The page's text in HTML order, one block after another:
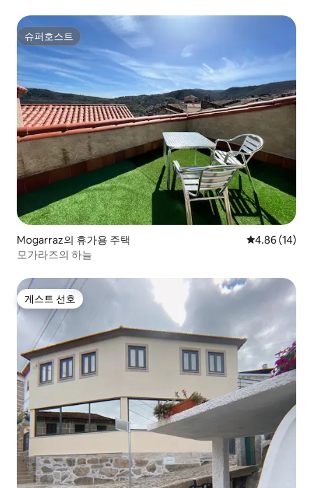
슈퍼호스트
슈퍼호스트
Mogarraz의 휴가용 주택 평점 4.86점(5
4.86 (14)
모가라즈의 하늘
게스트 선호
게스트 선호